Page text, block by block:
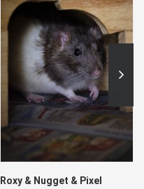
Roxy & Nugget & Pixel